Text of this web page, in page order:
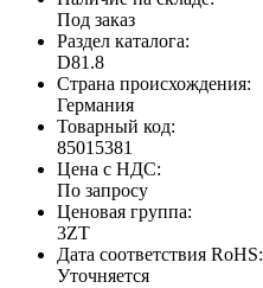
Под заказ
Раздел каталога:
D81.8
Страна происхождения:
Германия
Товарный код:
85015381
Цена с НДС:
По запросу
Ценовая группа:
3ZT
Дата соответствия RoHS:
Уточняется